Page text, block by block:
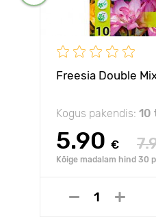
Freesia Double
Kogus pakendis: 10
5.90 €
Kõige madalam hind 30